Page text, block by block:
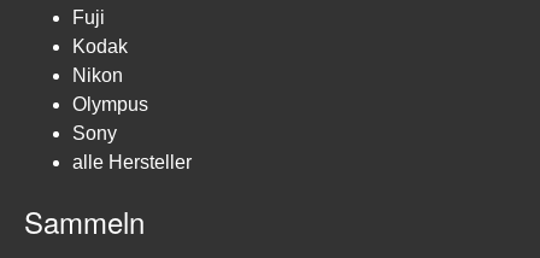
Fuji
Kodak
Nikon
Olympus
Sony
alle Hersteller
Sammeln